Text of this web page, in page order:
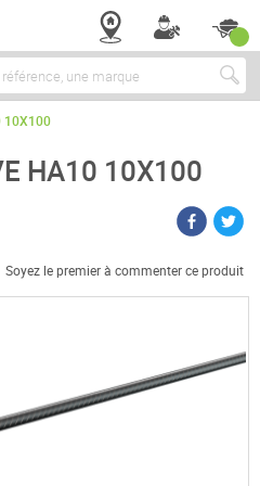
Chercher
10X100
HA10 10X100
Soyez le premier à commenter ce produit